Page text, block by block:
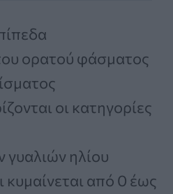
ορατού φάσματος
οι κατηγορίες
ηλίου
κυμαίνεται από 0 έως